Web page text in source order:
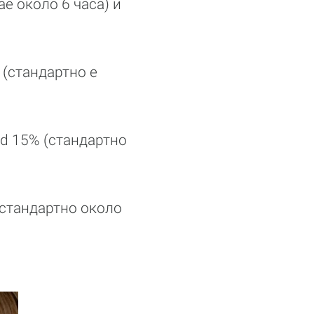
около 6 часа) и
е
15% (стандартно
около